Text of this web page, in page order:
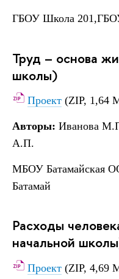
ГБОУ Школа
Труд – основа
школы)
Проект (ZIP, 1,64
Авторы: Иванова
А.П.
МБОУ Батамайская
Батамай
Расходы
начальной
Проект (ZIP, 4,69